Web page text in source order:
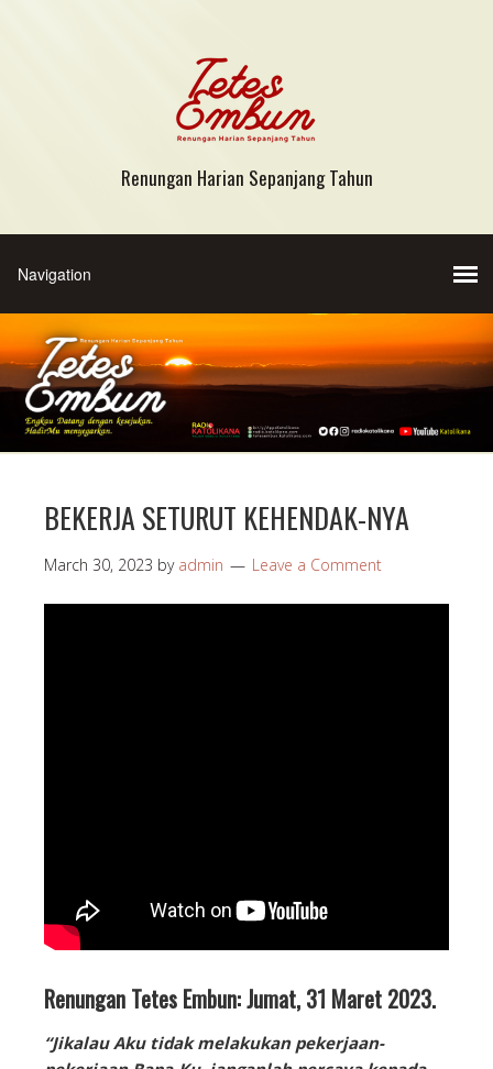
Renungan Harian Sepanjang Tahun
BEKERJA SETURUT KEHENDAK-NYA
March 30, 2023 by admin Leave a Comment
Renungan Tetes Embun: Jumat, 31 Maret 2023.
“Jikalau Aku tidak melakukan pekerjaan-